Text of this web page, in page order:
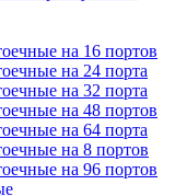
на 16 портов
на 24 порта
на 32 порта
на 48 портов
на 64 порта
на 8 портов
на 96 портов